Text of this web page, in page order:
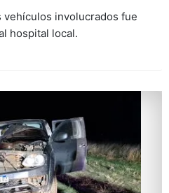
vehículos involucrados fue
hospital local.